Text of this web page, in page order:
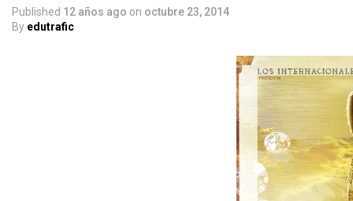
Published 12 años ago on octubre 23, 2014
By edutrafic